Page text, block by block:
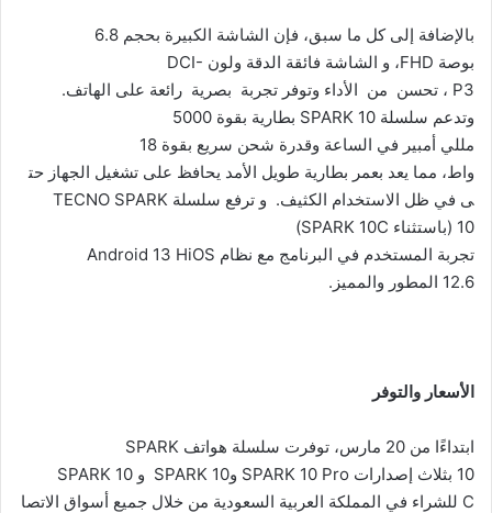
بالإضافة إلى كل ما سبق، فإن الشاشة الكبيرة بحجم 6.8
بوصة FHD، و الشاشة فائقة الدقة ولون DCI-
P3 ، تحسن من الأداء وتوفر تجربة بصرية رائعة على الهاتف.
وتدعم سلسلة SPARK 10 بطارية بقوة 5000
مللي أمبير في الساعة وقدرة شحن سريع بقوة 18
واط، مما يعد بعمر بطارية طويل الأمد يحافظ على تشغيل الجهاز حت
ى في ظل الاستخدام الكثيف. و ترفع سلسلة TECNO SPARK
10 (باستثناء SPARK 10C)
تجربة المستخدم في البرنامج مع نظام Android 13 HiOS
12.6 المطور والمميز.
الأسعار والتوفر
ابتداءًا من 20 مارس، توفرت سلسلة هواتف SPARK
10 بثلاث إصدارات SPARK 10 Pro وSPARK 10 و SPARK 10
C للشراء في المملكة العربية السعودية من خلال جميع أسواق الاتصا